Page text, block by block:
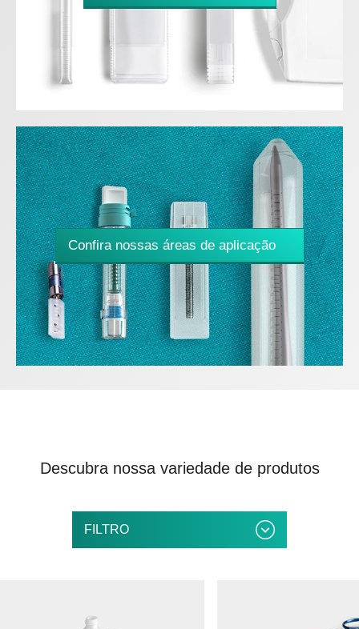
Confira nossas áreas de aplicação
Descubra nossa variedade de produtos
FILTRO